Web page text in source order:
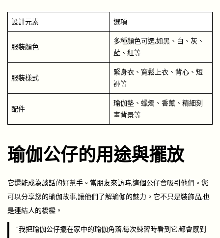
設計元素 選項
服裝顏色
多種顏色可選,如黑、白、灰、
藍、紅等
服裝樣式
緊身衣、寬鬆上衣、背心、短
褲等
配件
瑜伽墊、蠟燭、香薰、精細刻
畫背景等
瑜伽公仔的用途與擺放
它還能成為談話的好幫手。當朋友來訪時,這個公仔會吸引他們。您
可以分享您的瑜伽故事,讓他們了解瑜伽的魅力。它不只是裝飾品,也
是連結人的橋樑。
“我把瑜伽公仔擺在家中的瑜伽角落,每次練習時看到它,都會感到